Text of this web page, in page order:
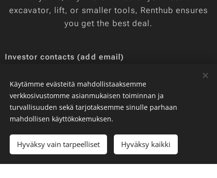
excavator, lift, or smaller tools, Renthub ensures
you get the best deal.
Investor contacts (add email)
Send
Käytämme evästeitä mahdollistaaksemme
verkkosivustomme asianmukaisen toiminnan ja
turvallisuuden sekä tarjotaksemme sinulle parhaan
mahdollisen käyttökokemuksen.
Hyväksy vain tarpeelliset Hyväksy kaikki